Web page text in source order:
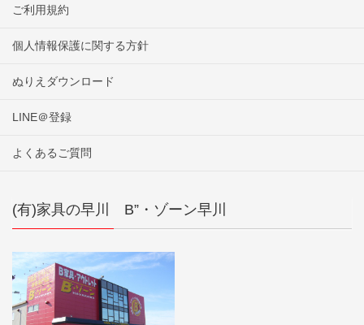
ご利用規約
個人情報保護に関する方針
ぬりえダウンロード
LINE＠登録
よくあるご質問
(有)家具の早川 B”・ゾーン早川